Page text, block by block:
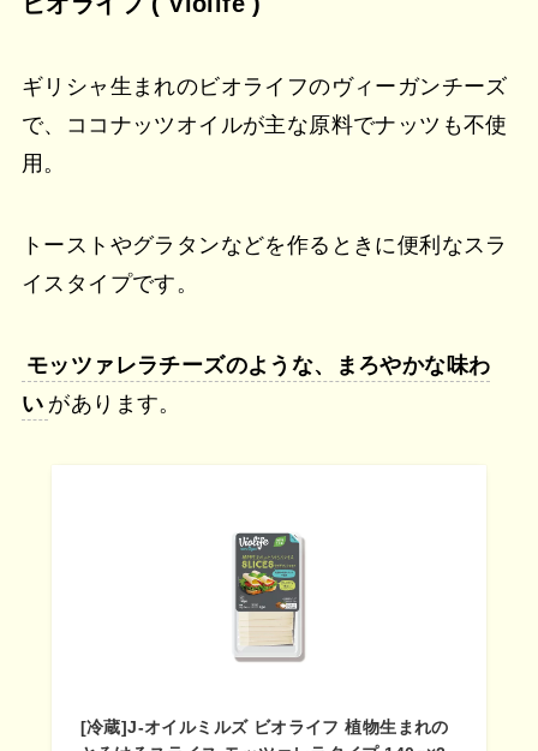
ギリシャ生まれのビオライフのヴィーガンチーズ
で、ココナッツオイルが主な原料でナッツも不使
用。
トーストやグラタンなどを作るときに便利なスラ
イスタイプです。
モッツァレラチーズのような、まろやかな味わ
い があります。
[冷蔵]J-オイルミルズ ビオライフ 植物生まれの